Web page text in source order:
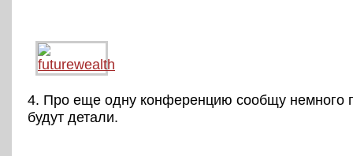
4. Про еще одну конференцию сообщу немного
будут детали.